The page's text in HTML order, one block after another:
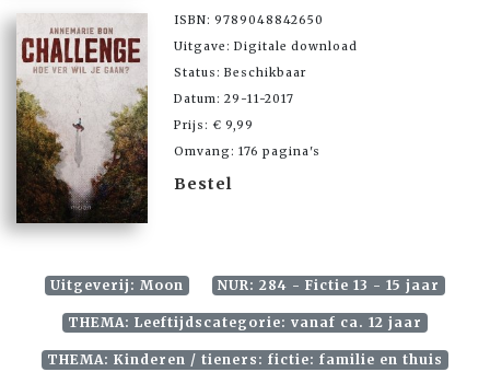
ISBN: 9789048842650
Uitgave: Digitale download
Status: Beschikbaar
Datum: 29-11-2017
Prijs: € 9,99
Omvang: 176 pagina's
Bestel
Uitgeverij: Moon NUR: 284 - Fictie 13 - 15 jaar
THEMA: Leeftijdscategorie: vanaf ca. 12 jaar
THEMA: Kinderen / tieners: fictie: familie en thuis